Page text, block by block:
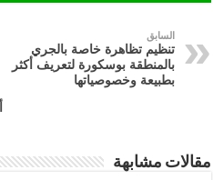
السابق
تنظيم تظاهرة خاصة بالجري
بالمنطقة بوسكورة لتعريف أكثر
بطبيعة وخصوصياتها
مقالات مشابهة